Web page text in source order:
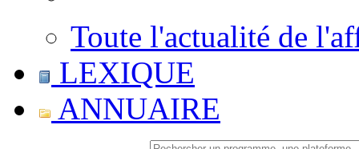
Toute l'actualité de
LEXIQUE
ANNUAIRE